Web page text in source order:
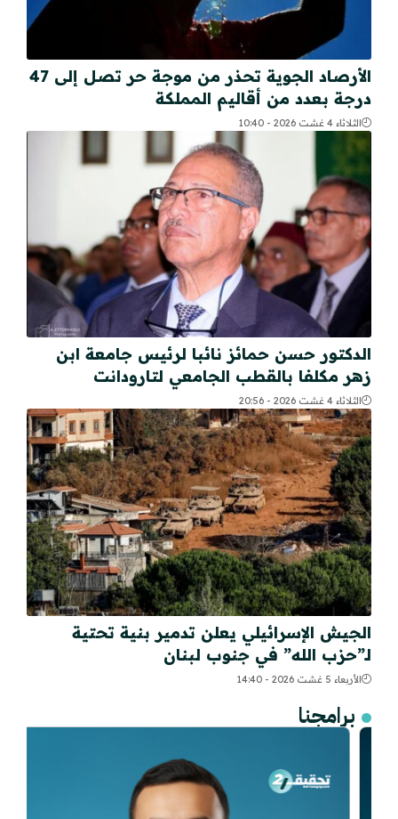
الأرصاد الجوية تحذر من موجة حر تصل إلى 47
درجة بعدد من أقاليم المملكة
الثلاثاء 4 غشت 2026 - 10:40
الدكتور حسن حمائز نائبا لرئيس جامعة ابن
زهر مكلفا بالقطب الجامعي لتارودانت
الثلاثاء 4 غشت 2026 - 20:56
الجيش الإسرائيلي يعلن تدمير بنية تحتية
لـ”حزب الله” في جنوب لبنان
الأربعاء 5 غشت 2026 - 14:40
برامجنا